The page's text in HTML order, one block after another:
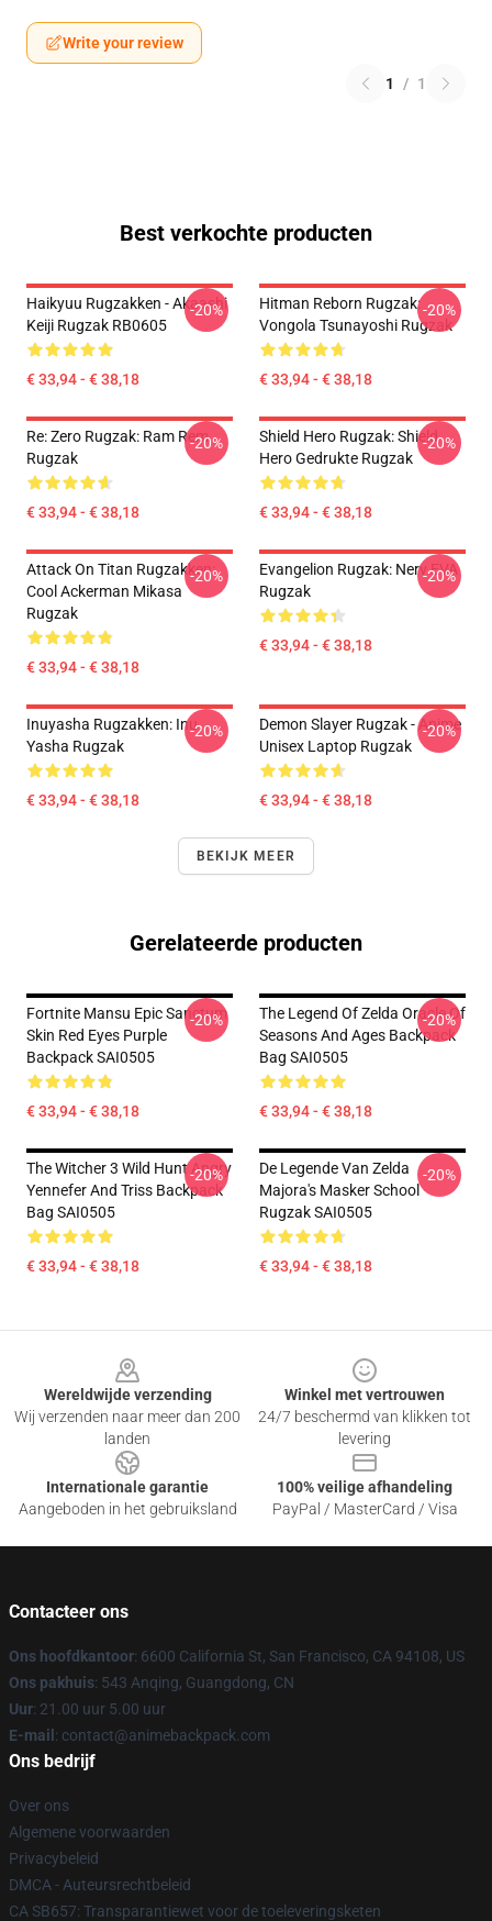
Write your review
1 / 1
Best verkochte producten
Haikyuu Rugzakken - Akaashi
Keiji Rugzak RB0605
€ 33,94 - € 38,18
-20%
Hitman Reborn Rugzak:
Vongola Tsunayoshi Rugzak
€ 33,94 - € 38,18
-20%
Re: Zero Rugzak: Ram Rem
Rugzak
€ 33,94 - € 38,18
-20%
Shield Hero Rugzak: Shield
Hero Gedrukte Rugzak
€ 33,94 - € 38,18
-20%
Attack On Titan Rugzakken:
Cool Ackerman Mikasa
Rugzak
€ 33,94 - € 38,18
-20%
Evangelion Rugzak: Nerv EVA
Rugzak
€ 33,94 - € 38,18
-20%
Inuyasha Rugzakken: Inu
Yasha Rugzak
€ 33,94 - € 38,18
-20%
Demon Slayer Rugzak - Anime
Unisex Laptop Rugzak
€ 33,94 - € 38,18
-20%
BEKIJK MEER
Gerelateerde producten
Fortnite Mansu Epic Sanctum
Skin Red Eyes Purple
Backpack SAI0505
€ 33,94 - € 38,18
-20%
The Legend Of Zelda Oracle Of
Seasons And Ages Backpack
Bag SAI0505
€ 33,94 - € 38,18
-20%
The Witcher 3 Wild Hunt Angry
Yennefer And Triss Backpack
Bag SAI0505
€ 33,94 - € 38,18
-20%
De Legende Van Zelda
Majora's Masker School
Rugzak SAI0505
€ 33,94 - € 38,18
-20%
Wereldwijde verzending
Wij verzenden naar meer dan 200
landen
Winkel met vertrouwen
24/7 beschermd van klikken tot
levering
Internationale garantie
Aangeboden in het gebruiksland
100% veilige afhandeling
PayPal / MasterCard / Visa
Contacteer ons
Ons hoofdkantoor: 6600 California St, San Francisco, CA 94108, US
Ons pakhuis: 543 Anqing, Guangdong, CN
Uur: 21.00 uur 5.00 uur
E-mail : contact@animebackpack.com
Ons bedrijf
Over ons
Algemene voorwaarden
Privacybeleid
DMCA - Auteursrechtbeleid
CA SB657: Transparantiewet voor de toeleveringsketen